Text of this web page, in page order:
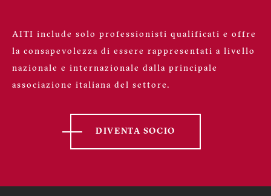
AITI include solo professionisti qualificati e offre
la consapevolezza di essere rappresentati a livello
nazionale e internazionale dalla principale
associazione italiana del settore.
DIVENTA SOCIO